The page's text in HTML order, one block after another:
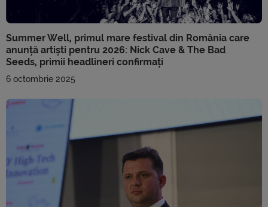
Summer Well, primul mare festival din România care
anunță artiști pentru 2026: Nick Cave & The Bad
Seeds, primii headlineri confirmați
6 octombrie 2025